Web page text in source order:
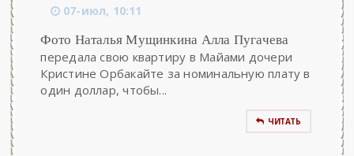
07-июл, 10:11
Фото Наталья Мущинкина Алла Пугачева
передала свою квартиру в Майами дочери
Кристине Орбакайте за номинальную плату в
один доллар, чтобы...
ЧИТАТЬ